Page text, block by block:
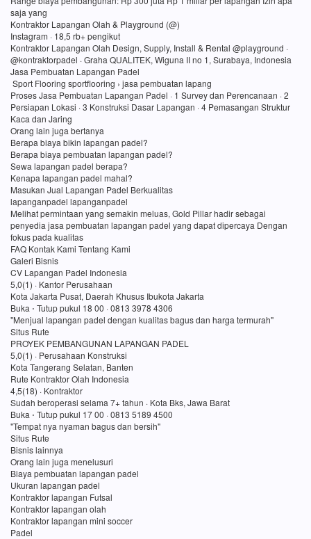
saja yang
Kontraktor Lapangan Olah & Playground (@)
Instagram · 18,5 rb+ pengikut
Kontraktor Lapangan Olah Design, Supply, Install & Rental @playground ·
@kontraktorpadel · Graha QUALITEK, Wiguna II no 1, Surabaya, Indonesia
Jasa Pembuatan Lapangan Padel
Sport Flooring sportflooring › jasa pembuatan lapang
Proses Jasa Pembuatan Lapangan Padel · 1 Survey dan Perencanaan · 2
Persiapan Lokasi · 3 Konstruksi Dasar Lapangan · 4 Pemasangan Struktur
Kaca dan Jaring
Orang lain juga bertanya
Berapa biaya bikin lapangan padel?
Berapa biaya pembuatan lapangan padel?
Sewa lapangan padel berapa?
Kenapa lapangan padel mahal?
Masukan Jual Lapangan Padel Berkualitas
lapanganpadel lapanganpadel
Melihat permintaan yang semakin meluas, Gold Pillar hadir sebagai
penyedia jasa pembuatan lapangan padel yang dapat dipercaya Dengan
fokus pada kualitas
FAQ Kontak Kami Tentang Kami
Galeri Bisnis
CV Lapangan Padel Indonesia
5,0(1) · Kantor Perusahaan
Kota Jakarta Pusat, Daerah Khusus Ibukota Jakarta
Buka ⋅ Tutup pukul 18 00 · 0813 3978 4306
"Menjual lapangan padel dengan kualitas bagus dan harga termurah"
Situs Rute
PROYEK PEMBANGUNAN LAPANGAN PADEL
5,0(1) · Perusahaan Konstruksi
Kota Tangerang Selatan, Banten
Rute Kontraktor Olah Indonesia
4,5(18) · Kontraktor
Sudah beroperasi selama 7+ tahun · Kota Bks, Jawa Barat
Buka ⋅ Tutup pukul 17 00 · 0813 5189 4500
"Tempat nya nyaman bagus dan bersih"
Situs Rute
Bisnis lainnya
Orang lain juga menelusuri
Biaya pembuatan lapangan padel
Ukuran lapangan padel
Kontraktor lapangan Futsal
Kontraktor lapangan olah
Kontraktor lapangan mini soccer
Padel